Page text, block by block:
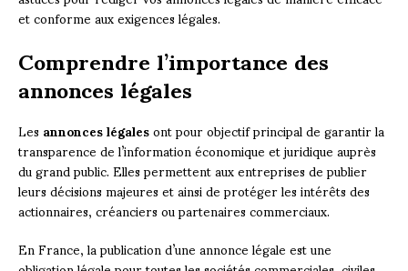
et conforme aux exigences légales.
Comprendre l’importance des
annonces légales
Lesannonces légalesont pour objectif principal de garantir la
transparence de l’information économique et juridique auprès
du grand public. Elles permettent aux entreprises de publier
leurs décisions majeures et ainsi de protéger les intérêts des
actionnaires, créanciers ou partenaires commerciaux.
En France, la publication d’une annonce légale est une